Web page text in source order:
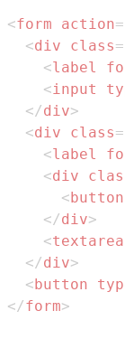
<form action=
<div class=
<label
<input
</div>
<div class=
<label
<div
<button
</div>
<textarea
</div>
<button
</form>